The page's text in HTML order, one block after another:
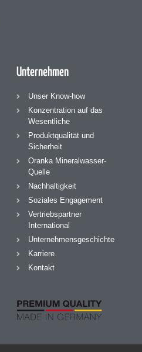
Unternehmen
Unser Know-how
Konzentration auf das
Wesentliche
Produktqualität und
Sicherheit
Oranka Mineralwasser-
Quelle
Nachhaltigkeit
Soziales Engagement
Vertriebspartner
International
Unternehmensgeschichte
Karriere
Kontakt